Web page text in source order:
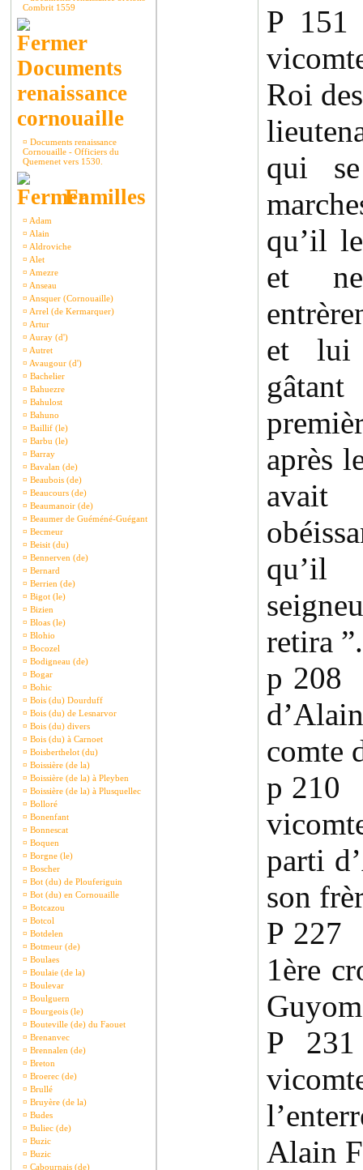
Combrit 1559
Documents
renaissance
cornouaille
¤ Documents renaissance
Cornouaille - Officiers du
Quemenet vers 1530.
Familles
¤ Adam
¤ Alain
¤ Aldroviche
¤ Alet
¤ Amezre
¤ Anseau
¤ Ansquer (Cornouaille)
¤ Arrel (de Kermarquer)
¤ Artur
¤ Auray (d')
¤ Autret
¤ Avaugour (d')
¤ Bachelier
¤ Bahuezre
¤ Bahulost
¤ Bahuno
¤ Baillif (le)
¤ Barbu (le)
¤ Barray
¤ Bavalan (de)
¤ Beaubois (de)
¤ Beaucours (de)
¤ Beaumanoir (de)
¤ Beaumer de Guéméné-Guégant
¤ Becmeur
¤ Beisit (du)
¤ Bennerven (de)
¤ Bernard
¤ Berrien (de)
¤ Bigot (le)
¤ Bizien
¤ Bloas (le)
¤ Blohio
¤ Bocozel
¤ Bodigneau (de)
¤ Bogar
¤ Bohic
¤ Bois (du) Dourduff
¤ Bois (du) de Lesnarvor
¤ Bois (du) divers
¤ Bois (du) à Carnoet
¤ Boisberthelot (du)
¤ Boissière (de la)
¤ Boissière (de la) à Pleyben
¤ Boissière (de la) à Plusquellec
¤ Bolloré
¤ Bonenfant
¤ Bonnescat
¤ Boquen
¤ Borgne (le)
¤ Boscher
¤ Bot (du) de Plouferiguin
¤ Bot (du) en Cornouaille
¤ Botcazou
¤ Botcol
¤ Botdelen
¤ Botmeur (de)
¤ Boulaes
¤ Boulaie (de la)
¤ Boulevar
¤ Boulguern
¤ Bourgeois (le)
¤ Bouteville (de) du Faouet
¤ Brenanvec
¤ Brennalen (de)
¤ Breton
¤ Broerec (de)
¤ Brullé
¤ Bruyère (de la)
¤ Budes
¤ Buliec (de)
¤ Buzic
¤ Buzic
¤ Cabournais (de)
P
Roi
qui
qu’il
et
et lui
après
qu’il
retira ”.
p 208
comte
p 210
parti
son
P 227
1ère
P
Alain